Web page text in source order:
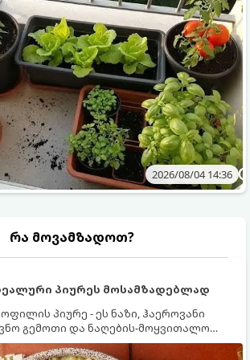
2026/08/04 14:36
რა მოვამზადოთ?
პიურეს მოსამზადებლად
პიურე - ეს ნაზი, ჰაეროვანი
გემოთი და ნაღების-მოყვითალო
ძალიან მარტივია, მაგრამ
საიდუმლო, რომლებიც უნდა